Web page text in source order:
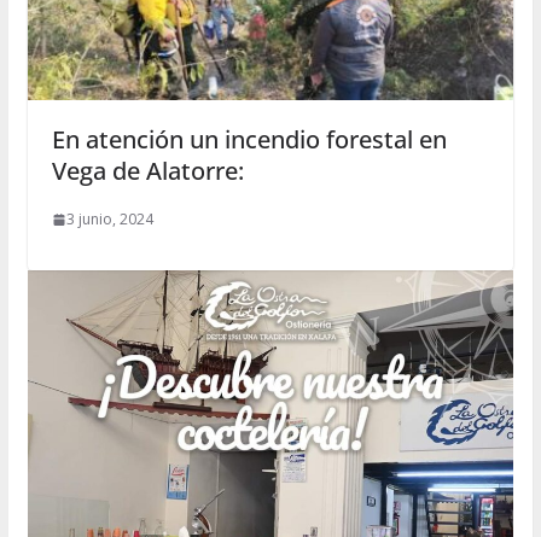
En atención un incendio forestal en
Vega de Alatorre:
3 junio, 2024